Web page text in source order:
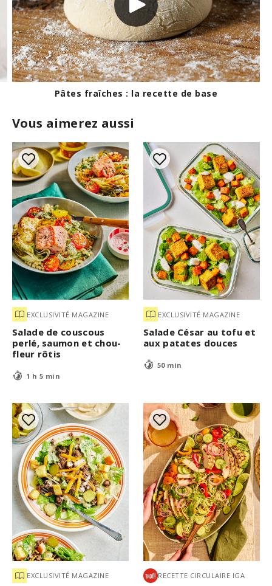
Griller des poivrons
Vous aimerez aussi
EXCLUSIVITÉ MAGAZINE
Salade de couscous
perlé, saumon et chou-
fleur rôtis
1 h 5 min
EXCLUSIVITÉ MAGAZINE
Salade César au tofu et
aux patates douces
50 min
EXCLUSIVITÉ MAGAZINE RECETTE CIRCULAIRE IGA